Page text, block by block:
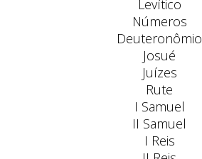
Levítico
Números
Deuteronômio
Josué
Juízes
Rute
I Samuel
II Samuel
I Reis